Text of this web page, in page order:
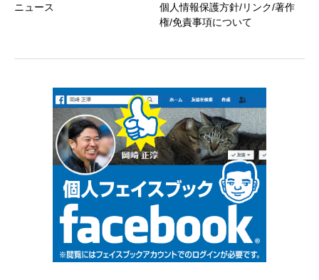
ニュース
個人情報保護方針/リンク/著作
権/免責事項について